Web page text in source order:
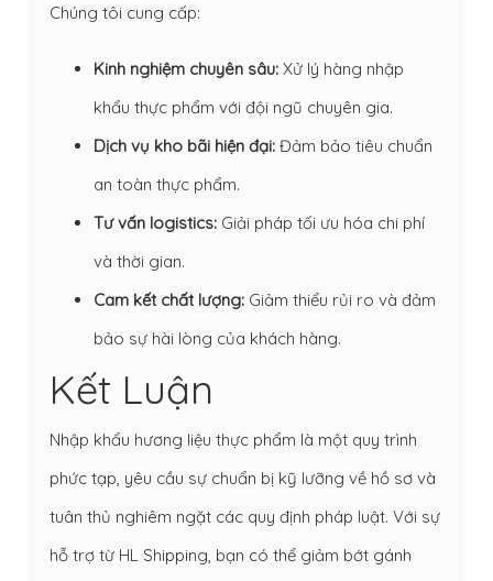
Chúng tôi cung cấp:
Kinh nghiệm chuyên sâu: Xử lý hàng nhập
khẩu thực phẩm với đội ngũ chuyên gia.
Dịch vụ kho bãi hiện đại: Đảm bảo tiêu chuẩn
an toàn thực phẩm.
Tư vấn logistics: Giải pháp tối ưu hóa chi phí
và thời gian.
Cam kết chất lượng: Giảm thiểu rủi ro và đảm
bảo sự hài lòng của khách hàng.
Kết Luận
Nhập khẩu hương liệu thực phẩm là một quy trình
phức tạp, yêu cầu sự chuẩn bị kỹ lưỡng về hồ sơ và
tuân thủ nghiêm ngặt các quy định pháp luật. Với sự
hỗ trợ từ HL Shipping, bạn có thể giảm bớt gánh